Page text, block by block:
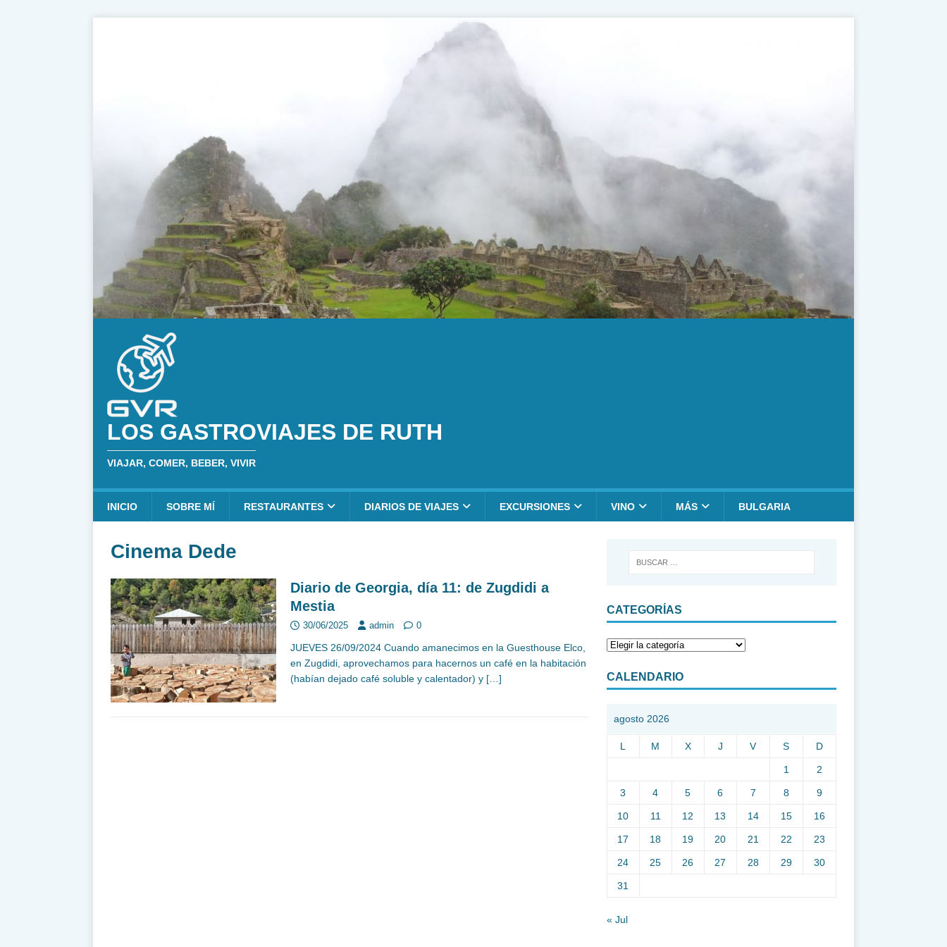
LOS GASTROVIAJES DE RUTH
VIAJAR, COMER, BEBER, VIVIR
INICIO SOBRE MÍ RESTAURANTES DIARIOS DE VIAJES EXCURSIONES VINO MÁS BULGARIA
Cinema Dede
Diario de Georgia, día 11: de Zugdidi a
Mestia
30/06/2025 admin 0
JUEVES 26/09/2024 Cuando amanecimos en la Guesthouse Elco,
en Zugdidi, aprovechamos para hacernos un café en la habitación
(habían dejado café soluble y calentador) y […]
CATEGORÍAS
CALENDARIO
agosto 2026
L M X J V S D
1 2
3 4 5 6 7 8 9
10 11 12 13 14 15 16
17 18 19 20 21 22 23
24 25 26 27 28 29 30
31
« Jul